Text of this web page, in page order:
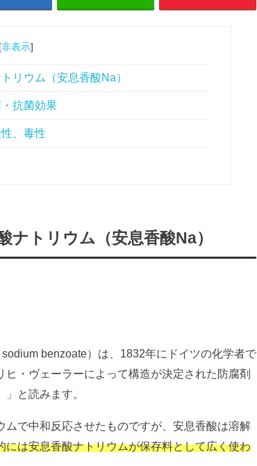
[非表示]
リウム（安息香酸Na）
抗菌効果
、毒性
ナトリウム（安息香酸Na）
benzoate）は、1832年にドイツの化学者で
・ヴェーラーによって構造が決定された防腐剤
と読みます。
で中和反応させたものですが、安息香酸は溶解
には安息香酸ナトリウムが保存料として広く使わ